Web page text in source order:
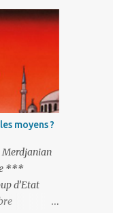
moyens ?
***
d’Etat